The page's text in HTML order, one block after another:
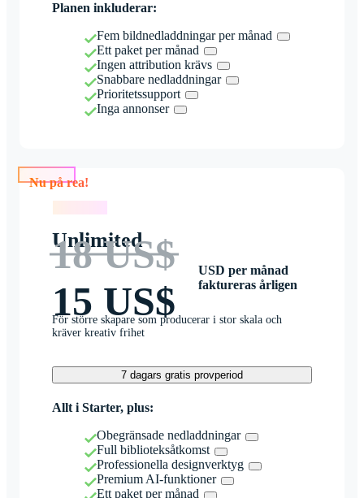
Planen inkluderar:
Fem bildnedladdningar per månad
Ett paket per månad
Ingen attribution krävs
Snabbare nedladdningar
Prioritetssupport
Inga annonser
Nu på rea!
Unlimited
18 US$
15 US$
USD per månad
faktureras årligen
För större skapare som producerar i stor skala och
kräver kreativ frihet
7 dagars gratis provperiod
Allt i Starter, plus:
Obegränsade nedladdningar
Full biblioteksåtkomst
Professionella designverktyg
Premium AI-funktioner
Ett paket per månad